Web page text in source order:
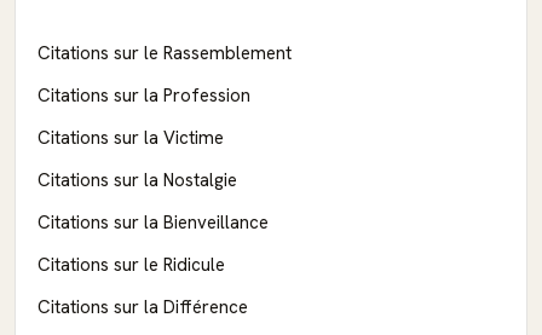
Citations sur le Rassemblement
Citations sur la Profession
Citations sur la Victime
Citations sur la Nostalgie
Citations sur la Bienveillance
Citations sur le Ridicule
Citations sur la Différence